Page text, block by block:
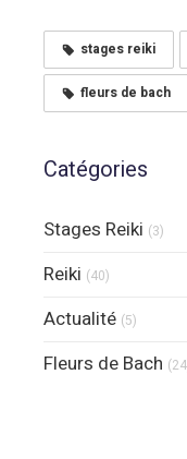
stages reiki
fleurs de bach
Catégories
Stages Reiki (3)
Reiki (40)
Actualité (5)
Fleurs de Bach